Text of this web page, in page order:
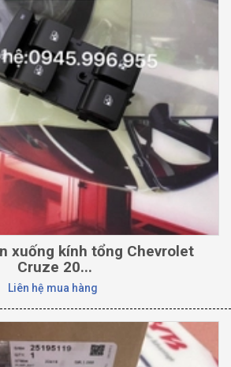
xuống kính tổng Chevrolet
Cruze 20...
Liên hệ mua hàng